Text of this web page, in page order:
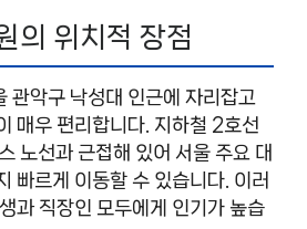
의 위치적 장점
관악구 낙성대 인근에 자리잡고
매우 편리합니다. 지하철 2호선
노선과 근접해 있어 서울 주요 대
빠르게 이동할 수 있습니다. 이러
과 직장인 모두에게 인기가 높습